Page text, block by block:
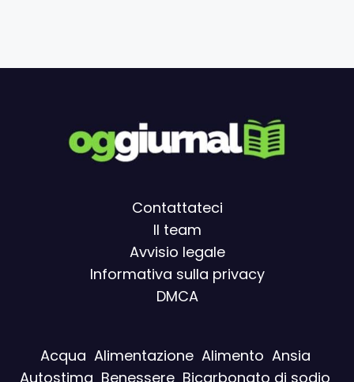
Contattateci
Il team
Avvisio legale
Informativa sulla privacy
DMCA
Acqua Alimentazione Alimento Ansia
Autostima Benessere Bicarbonato di sodio